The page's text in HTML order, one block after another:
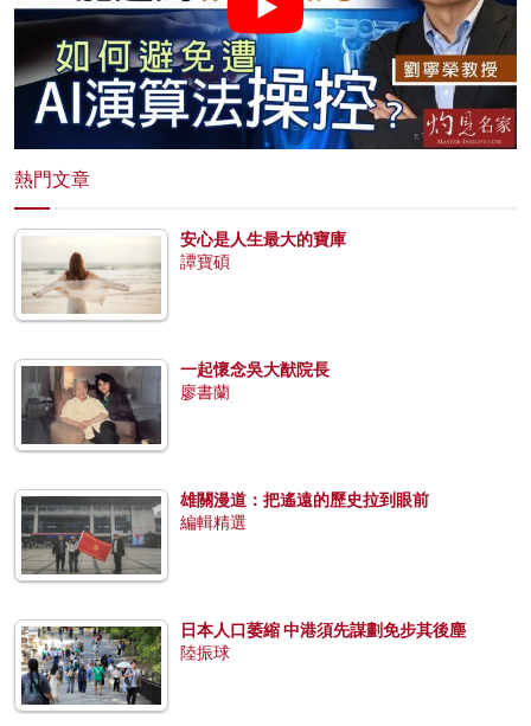
熱門文章
安心是人生最大的寶庫
譚寶碩
一起懷念吳大猷院長
廖書蘭
雄關漫道：把遙遠的歷史拉到眼前
編輯精選
日本人口萎縮 中港須先謀劃免步其後塵
陸振球